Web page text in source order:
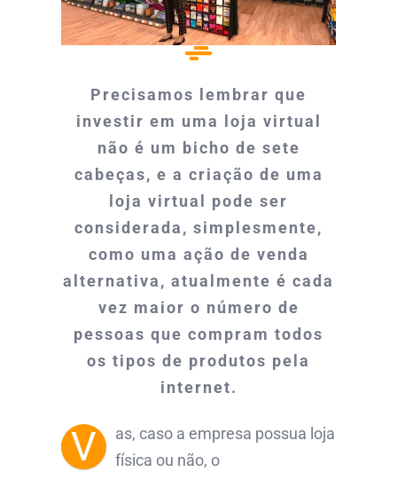
Precisamos lembrar que
investir em uma loja virtual
não é um bicho de sete
cabeças, e a criação de uma
loja virtual pode ser
considerada, simplesmente,
como uma ação de venda
alternativa, atualmente é cada
vez maior o número de
pessoas que compram todos
os tipos de produtos pela
internet.
V
as, caso a empresa possua loja
física ou não, o